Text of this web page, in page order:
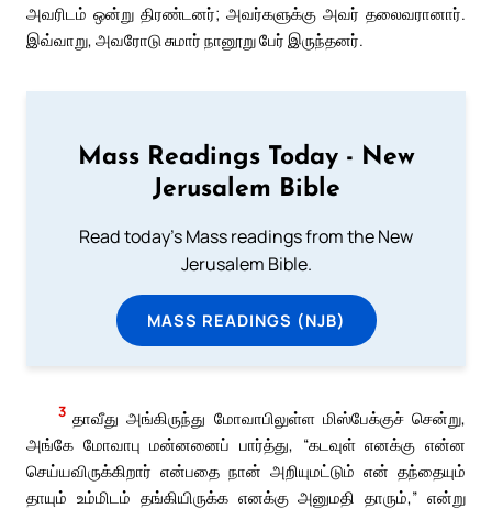
அவரிடம் ஒன்று திரண்டனர்; அவர்களுக்கு அவர் தலைவரானார்.
இவ்வாறு, அவரோடு சுமார் நானூறு பேர் இருந்தனர்.
Mass Readings Today - New
Jerusalem Bible
Read today's Mass readings from the New
Jerusalem Bible.
MASS READINGS (NJB)
3 தாவீது அங்கிருந்து மோவாபிலுள்ள மிஸ்பேக்குச் சென்று,
அங்கே மோவாபு மன்னனைப் பார்த்து, “கடவுள் எனக்கு என்ன
செய்யவிருக்கிறார் என்பதை நான் அறியுமட்டும் என் தந்தையும்
தாயும் உம்மிடம் தங்கியிருக்க எனக்கு அனுமதி தாரும்,” என்று